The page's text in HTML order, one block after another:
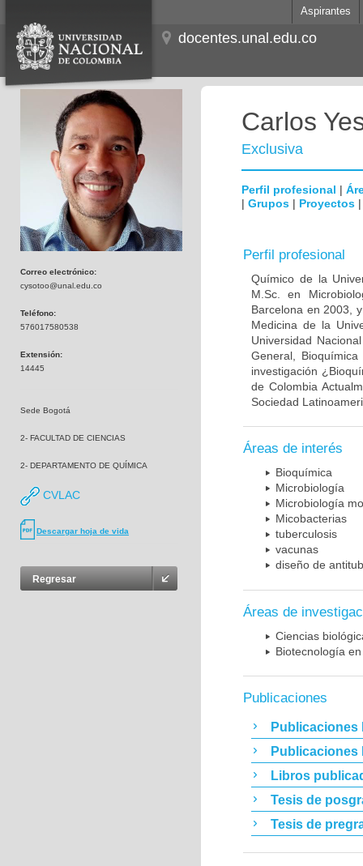
Aspirantes
docentes.unal.edu.co
Correo electrónico:
cysotoo@unal.edu.co
Teléfono:
576017580538
Extensión:
14445
Sede Bogotá
2- FACULTAD DE CIENCIAS
2- DEPARTAMENTO DE QUÍMICA
CVLAC
Descargar hoja de vida
Regresar
Carlos
Exclusiva
Perfil profesional |
| Grupos | Proyectos
Perfil profesional
Químico de la
M.Sc. en
Barcelona en 2003,
Medicina de la
Universidad
General,
investigación
de Colombia
Sociedad
Áreas de interés
Bioquímica
Microbiología
Microbiología
Micobacterias
tuberculosis
vacunas
diseño de
Áreas de
Ciencias
Biotecnología
Publicaciones
Publicaciones
Publicaciones
Libros
Tesis de
Tesis de